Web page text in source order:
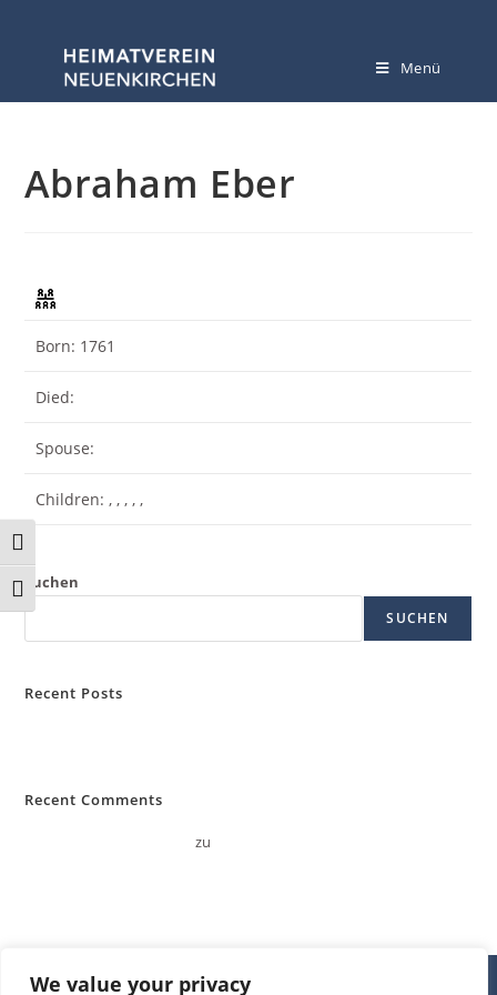
We value your privacy
Umschalten auf hohe Kontraste
Schrift vergrößern
Menü
Abraham Eber
Born: 1761
Died:
Spouse:
Children:,,,,,
Suchen
SUCHEN
Recent Posts
Recent Comments
zu